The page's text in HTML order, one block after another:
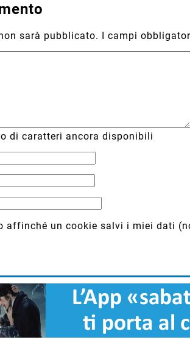
sarà pubblicato. I campi
di caratteri ancora disponibili
affinché un cookie salvi i miei dati